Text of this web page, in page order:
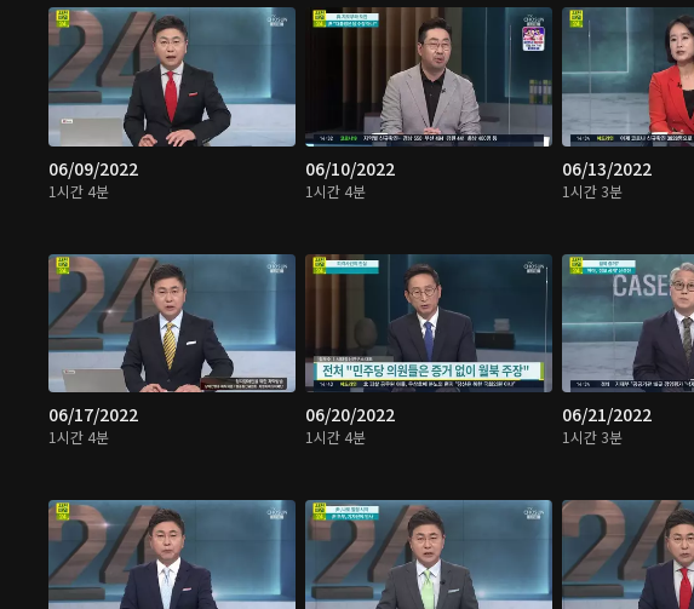
06/09/2022
1시간 4분
06/10/2022
1시간 4분
06/13/2022
1시간 3분
06/17/2022
1시간 4분
06/20/2022
1시간 4분
06/21/2022
1시간 3분